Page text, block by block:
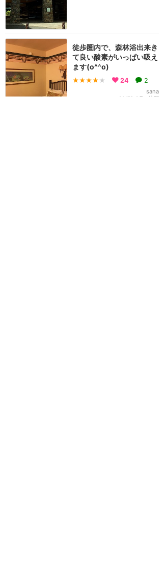
徒歩圏内で、森林浴出来き
て良い酸素がいっぱい吸え
ます(o^^o)
★★★★ ★ 24 2
sana
2017年8月に訪問